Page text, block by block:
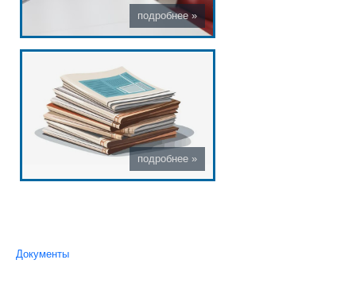
Вы здесь
Документы